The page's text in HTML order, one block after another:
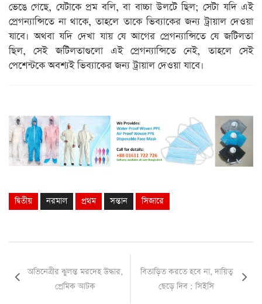
ভেঙে গেছে, যেটাকে প্রম বলি, বা বাচ্চা উলটে ছিল; সেটা যদি এই
প্রেগন্যান্সিতে না থাকে, তাহলে তাকে ভিব্যাকের জন্য ট্রায়াল দেওয়া
যাবে। অথবা যদি দেখা যায় যে আগের প্রেগন্যান্সিতে যে জটিলতা
ছিল, সেই জটিলতাগুলো এই প্রেগন্যান্সিতে নেই, তাহলে সেই
পেশেন্টকে অবশ্যই ভিব্যাকের জন্য ট্রায়াল দেওয়া যাবে।
দ্বিতীয় নরমাল প্রথম সন্তান সিজারে
অভিনেত্রীর ঝুলন্ত মরদেহ উদ্ধার,
প্রেমিক আটক
বিতাড়িত করতে হবে না, দায়িত্ব
ছেড়ে দিব : সিইসি